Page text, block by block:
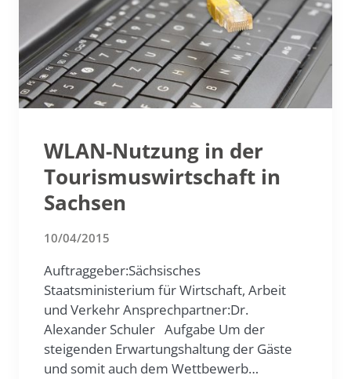
WLAN-Nutzung in der
Tourismuswirtschaft in
Sachsen
10/04/2015
Auftraggeber:Sächsisches
Staatsministerium für Wirtschaft, Arbeit
und Verkehr Ansprechpartner:Dr.
Alexander Schuler Aufgabe Um der
steigenden Erwartungshaltung der Gäste
und somit auch dem Wettbewerb…